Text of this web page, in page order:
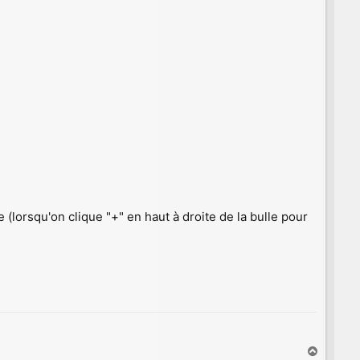
clique "+" en haut à droite de la bulle pour